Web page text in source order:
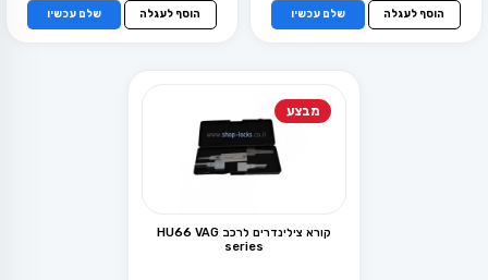
₪299.
הוא:
₪249.
הוסף לעגלה שלם עכשיו הוסף לעגלה שלם עכשיו
מבצע
קורא צילינדרים לרכב HU66 VAG
series